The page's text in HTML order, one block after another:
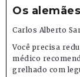
Os
Carlos Alberto
Você precisa
médico
grelhado com